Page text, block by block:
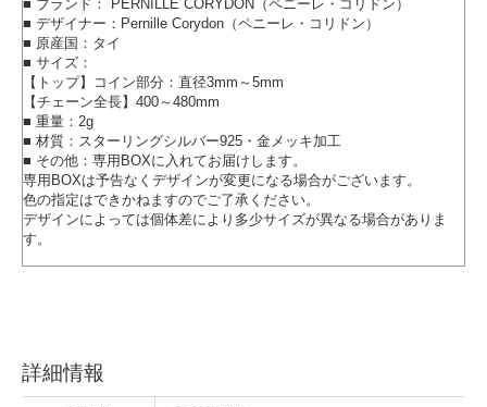
■ ブランド： PERNILLE CORYDON（ペニーレ・コリドン）
■ デザイナー：Pernille Corydon（ペニーレ・コリドン）
■ 原産国：タイ
■ サイズ：
【トップ】コイン部分：直径3mm～5mm
【チェーン全長】400～480mm
■ 重量：2g
■ 材質：スターリングシルバー925・金メッキ加工
■ その他：専用BOXに入れてお届けします。
専用BOXは予告なくデザインが変更になる場合がございます。
色の指定はできかねますのでご了承ください。
デザインによっては個体差により多少サイズが異なる場合がありま
す。
詳細情報